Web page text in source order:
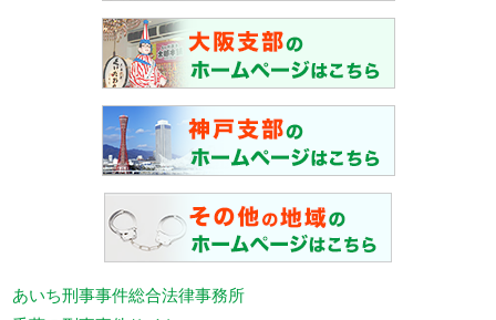
あいち刑事事件総合法律事務所